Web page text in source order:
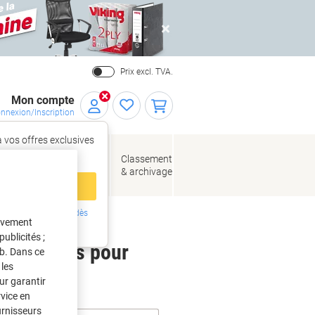
Close
Prix excl. TVA.
Mon compte
Inscription
vos offres exclusives
Inscrivez-vous dès
de bureau
Classement
& archivage
pour
;
Dans ce
garantir
en